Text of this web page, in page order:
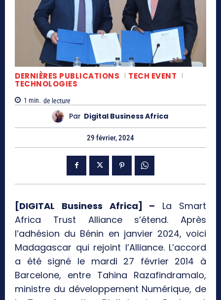
DERNIÈRES PUBLICATIONS TECH EVENT
TECHNOLOGIES
1 min. de lecture
Par Digital Business Africa
29 février, 2024
[DIGITAL Business Africa] – La Smart
Africa Trust Alliance s’étend. Après
l’adhésion du Bénin en janvier 2024, voici
Madagascar qui rejoint l’Alliance. L’accord
a été signé le mardi 27 février 2014 à
Barcelone, entre Tahina Razafindramalo,
ministre du développement Numérique, de